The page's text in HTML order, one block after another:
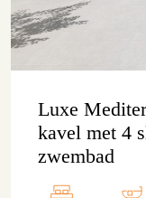
Luxe
kavel met 4
zwembad